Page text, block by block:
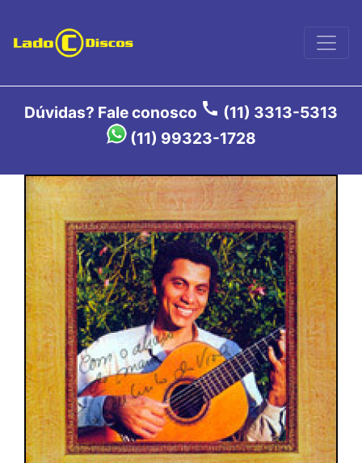
Dúvidas? Fale conosco call (11) 3313-5313
(11) 99323-1728